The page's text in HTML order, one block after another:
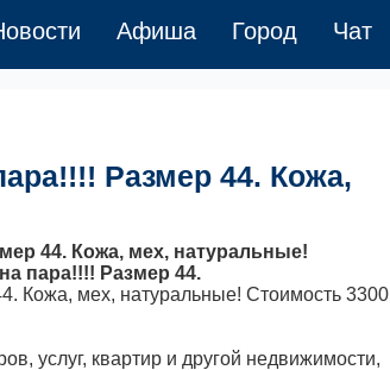
Афиша Город Чат
Размер 44. Кожа,
44. Кожа, мех, натуральные!
пара!!!! Размер 44.
Кожа, мех, натуральные! Стоимость 3300
услуг, квартир и другой недвижимости,